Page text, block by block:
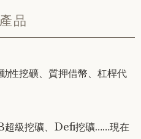
品
性挖礦、質押借幣、杠桿代
超級挖礦、Defi挖礦……現在